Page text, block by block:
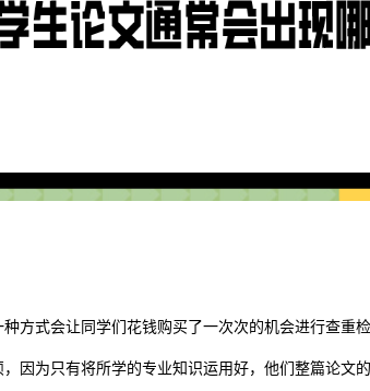
方式会让同学们花钱购买了一次次的机会进行查重
因为只有将所学的专业知识运用好，他们整篇论文的